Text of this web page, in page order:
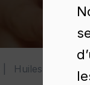
Huiles et